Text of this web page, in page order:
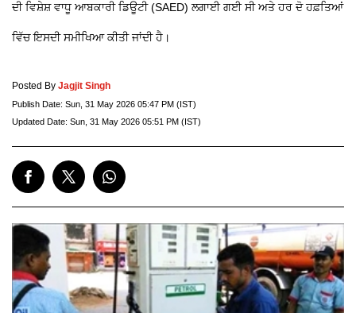
ਦੀ ਵਿਸ਼ੇਸ਼ ਵਾਧੂ ਆਬਕਾਰੀ ਡਿਊਟੀ (SAED) ਲਗਾਈ ਗਈ ਸੀ ਅਤੇ ਹਰ ਦੋ ਹਫ਼ਤਿਆਂ
ਵਿੱਚ ਇਸਦੀ ਸਮੀਖਿਆ ਕੀਤੀ ਜਾਂਦੀ ਹੈ।
Posted By Jagjit Singh
Publish Date: Sun, 31 May 2026 05:47 PM (IST)
Updated Date: Sun, 31 May 2026 05:51 PM (IST)